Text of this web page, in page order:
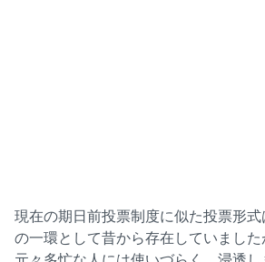
現在の期日前投票制度に似た投票形
の一環として昔から存在していまし